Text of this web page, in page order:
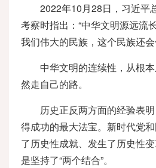
2022年10月28日，习近平
考察时指出：“中华文明源远流
我们伟大的民族，这个民族还
中华文明的连续性，从根
然走自己的路。
历史正反两方面的经验表
得成功的最大法宝。新时代党
了历史性成就、发生了历史性
是坚持了“两个结合”。